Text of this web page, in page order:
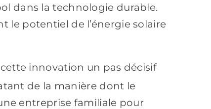
dans la technologie durable.
le potentiel de l’énergie solaire
innovation un pas décisif
de la manière dont le
entreprise familiale pour